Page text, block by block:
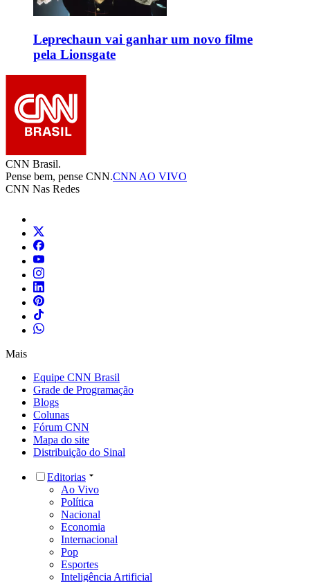
Leprechaun vai ganhar um novo filme
pela Lionsgate
CNN Brasil.
Pense bem, pense CNN.CNN AO VIVO
CNN Nas Redes
Mais
Equipe CNN Brasil
Grade de Programação
Blogs
Colunas
Fórum CNN
Mapa do site
Distribuição do Sinal
Editorias
Ao Vivo
Política
Nacional
Economia
Internacional
Pop
Esportes
Inteligência Artificial